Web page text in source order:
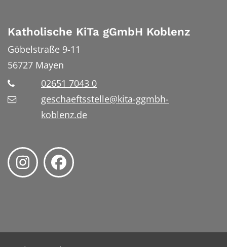
Katholische KiTa gGmbH Koblenz
Göbelstraße 9-11
56727 Mayen
02651 7043 0
geschaeftsstelle@kita-ggmbh-
koblenz.de